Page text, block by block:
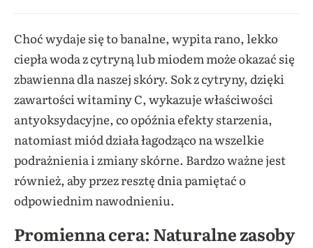
Choć wydaje się to banalne, wypita rano, lekko
ciepła woda z cytryną lub miodem może okazać się
zbawienna dla naszej skóry. Sok z cytryny, dzięki
zawartości witaminy C, wykazuje właściwości
antyoksydacyjne, co opóźnia efekty starzenia,
natomiast miód działa łagodząco na wszelkie
podrażnienia i zmiany skórne. Bardzo ważne jest
również, aby przez resztę dnia pamiętać o
odpowiednim nawodnieniu.
Promienna cera: Naturalne zasoby